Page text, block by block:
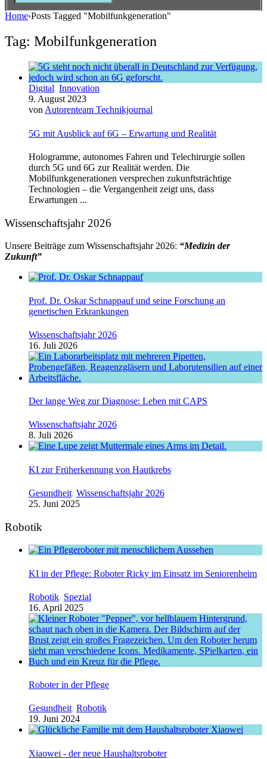
Home›Posts Tagged "Mobilfunkgeneration"
Tag: Mobilfunkgeneration
Digital, Innovation
9. August 2023
von Autorenteam Technikjournal
5G mit Ausblick auf 6G – Erwartung und Realität
Hologramme, autonomes Fahren und Telechirurgie sollen
durch 5G und 6G zur Realität werden. Die
Mobilfunkgenerationen versprechen zukunftsträchtige
Technologien – die Vergangenheit zeigt uns, dass
Erwartungen ...
Wissenschaftsjahr 2026
Unsere Beiträge zum Wissenschaftsjahr 2026: “Medizin der
Zukunft”
Prof. Dr. Oskar Schnappauf und seine Forschung an
genetischen Erkrankungen
Wissenschaftsjahr 2026
16. Juli 2026
Der lange Weg zur Diagnose: Leben mit CAPS
Wissenschaftsjahr 2026
8. Juli 2026
KI zur Früherkennung von Hautkrebs
Gesundheit, Wissenschaftsjahr 2026
25. Juni 2025
Robotik
KI in der Pflege: Roboter Ricky im Einsatz im Seniorenheim
Robotik, Spezial
16. April 2025
Roboter in der Pflege
Gesundheit, Robotik
19. Juni 2024
Xiaowei - der neue Haushaltsroboter